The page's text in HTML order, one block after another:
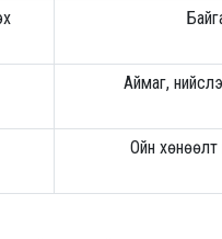
Аймаг,
Ойн